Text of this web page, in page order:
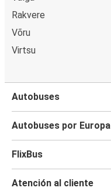
Rakvere
Võru
Virtsu
Autobuses
Autobuses por Europa
FlixBus
Atención al cliente